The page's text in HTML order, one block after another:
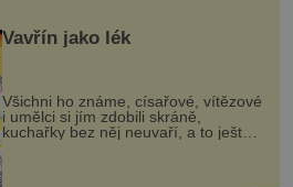
Vavřín jako lék
Všichni ho známe, císařové, vítězové
i umělci si jím zdobili skráně,
kuchařky bez něj neuvaří, a to ještě
nevíte, že bobkový list může výrazně
zmírnit některé naše neduhy.
Obsahuje v malém množství ně...